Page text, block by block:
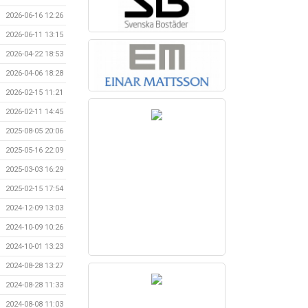
2026-06-16 12:26
2026-06-11 13:15
2026-04-22 18:53
2026-04-06 18:28
2026-02-15 11:21
2026-02-11 14:45
2025-08-05 20:06
2025-05-16 22:09
2025-03-03 16:29
2025-02-15 17:54
2024-12-09 13:03
2024-10-09 10:26
2024-10-01 13:23
2024-08-28 13:27
2024-08-28 11:33
2024-08-08 11:03